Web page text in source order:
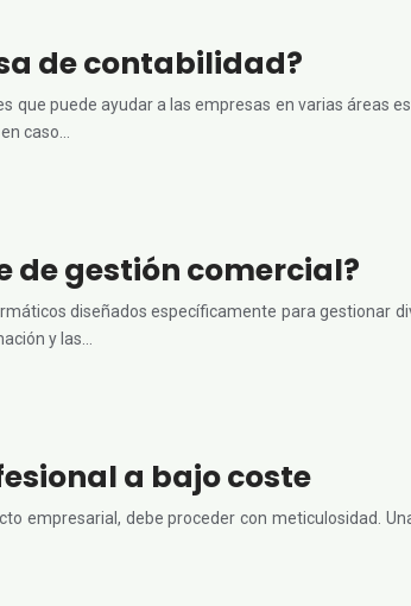
de contabilidad?
que puede ayudar a las empresas en varias áreas
caso…
de gestión comercial?
diseñados específicamente para gestionar
y las…
a bajo coste
empresarial, debe proceder con meticulosidad.